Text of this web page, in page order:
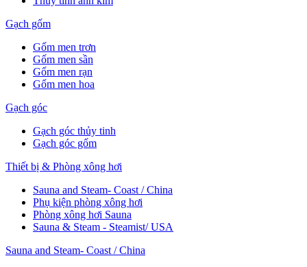
Gạch gốm
Gốm men trơn
Gốm men sần
Gốm men rạn
Gốm men hoa
Gạch góc
Gạch góc thủy tinh
Gạch góc gốm
Thiết bị & Phòng xông hơi
Sauna and Steam- Coast / China
Phụ kiện phòng xông hơi
Phòng xông hơi Sauna
Sauna & Steam - Steamist/ USA
Sauna and Steam- Coast / China